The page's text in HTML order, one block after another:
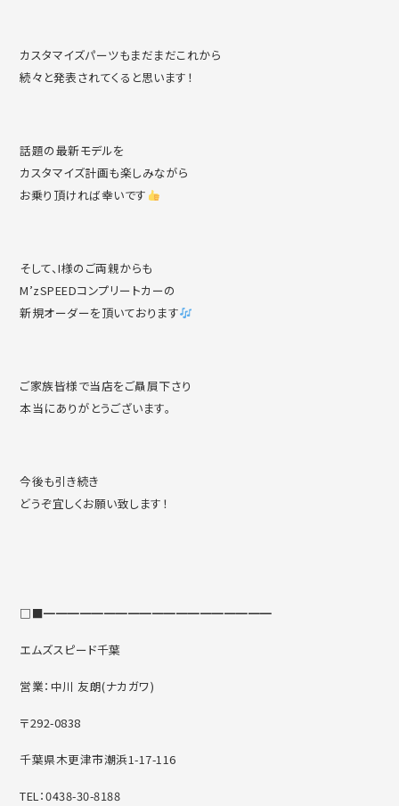
カスタマイズパーツもまだまだこれから
続々と発表されてくると思います！
話題の最新モデルを
カスタマイズ計画も楽しみながら
お乗り頂ければ幸いです
そして、I様のご両親からも
M’zSPEEDコンプリートカーの
新規オーダーを頂いております
ご家族皆様で当店をご贔屓下さり
本当にありがとうございます。
今後も引き続き
どうぞ宜しくお願い致します！
□■━━━━━━━━━━━━━━━━━━━
エムズスピード千葉
営業：中川 友朗(ナカガワ)
〒292-0838
千葉県木更津市潮浜1-17-116
TEL：0438-30-8188